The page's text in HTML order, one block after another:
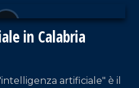
in Calabria
artificiale" è il